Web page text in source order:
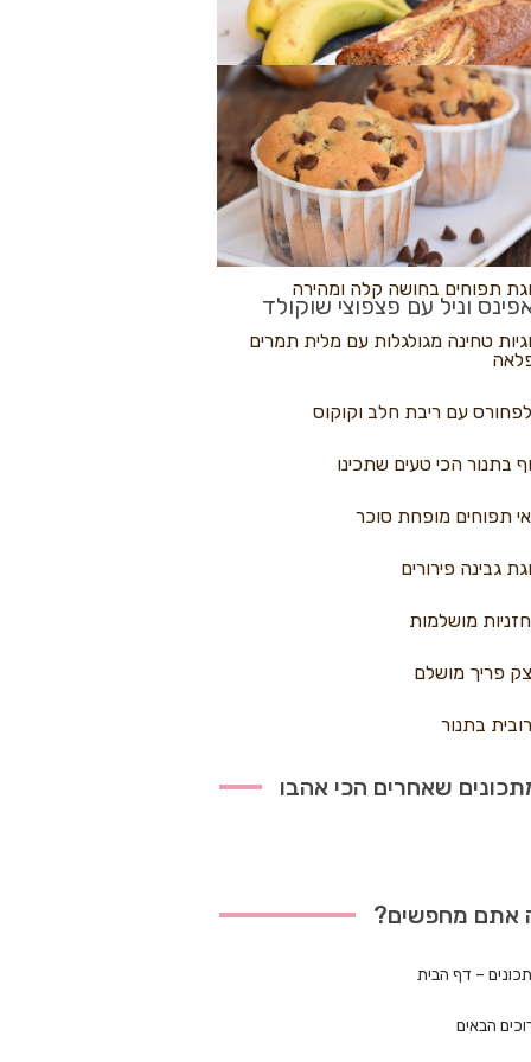
פיצה
בננות
וניל עם פצפוצי שוקולד
נקראים
תפוחים בחושה קלה ומהירה
טחינה מגולגלות עם מלית תמרים
עם ריבת חלב וקוקוס
בתנור הכי טעים שתכינו
תפוחים מופחת סוכר
גבינה פירורים
מושלמות
פריך מושלם
בתנור
שאחרים הכי אהבו
אתם מחפשים?
– דף הבית
הבאים